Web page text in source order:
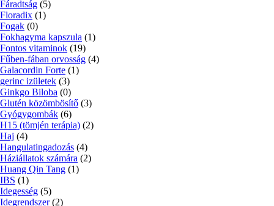
Fáradtság (5)
Floradix (1)
Fogak (0)
Fokhagyma kapszula (1)
Fontos vitaminok (19)
Fűben-fában orvosság (4)
Galacordin Forte (1)
gerinc izületek (3)
Ginkgo Biloba (0)
Glutén közömbösítő (3)
Gyógygombák (6)
H15 (tömjén terápia) (2)
Haj (4)
Hangulatingadozás (4)
Háziállatok számára (2)
Huang Qin Tang (1)
IBS (1)
Idegesség (5)
Idegrendszer (2)